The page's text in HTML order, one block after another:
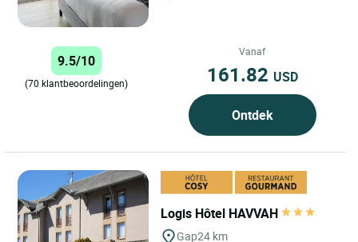
9.5/10
(70 klantbeoordelingen)
Vanaf
161.82 USD
Ontdek
Logis Hôtel HAVVAH
Gap24 km